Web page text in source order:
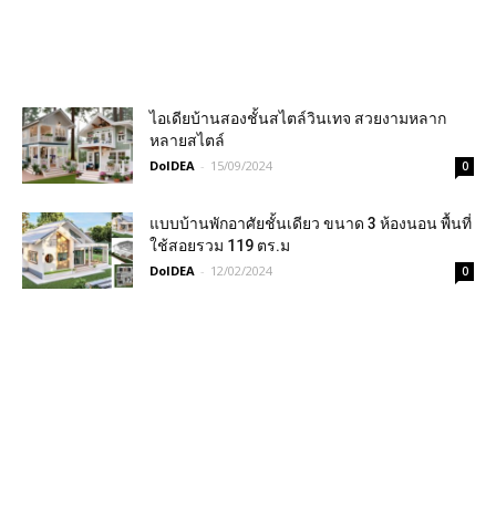
ไอเดียบ้านสองชั้นสไตล์วินเทจ สวยงามหลาก
หลายสไตล์
DoIDEA - 15/09/2024 0
แบบบ้านพักอาศัยชั้นเดียว ขนาด 3 ห้องนอน พื้นที่
ใช้สอยรวม 119 ตร.ม
DoIDEA - 12/02/2024 0